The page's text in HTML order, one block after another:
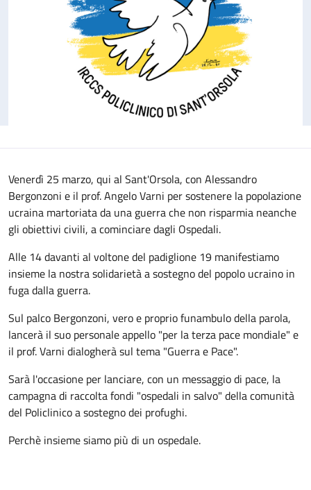
Venerdì 25 marzo, qui al Sant'Orsola, con Alessandro
Bergonzoni e il prof. Angelo Varni per sostenere la popolazione
ucraina martoriata da una guerra che non risparmia neanche
gli obiettivi civili, a cominciare dagli Ospedali.
Alle 14 davanti al voltone del padiglione 19 manifestiamo
insieme la nostra solidarietà a sostegno del popolo ucraino in
fuga dalla guerra.
Sul palco Bergonzoni, vero e proprio funambulo della parola,
lancerà il suo personale appello "per la terza pace mondiale" e
il prof. Varni dialogherà sul tema "Guerra e Pace".
Sarà l'occasione per lanciare, con un messaggio di pace, la
campagna di raccolta fondi "ospedali in salvo" della comunità
del Policlinico a sostegno dei profughi.
Perchè insieme siamo più di un ospedale.